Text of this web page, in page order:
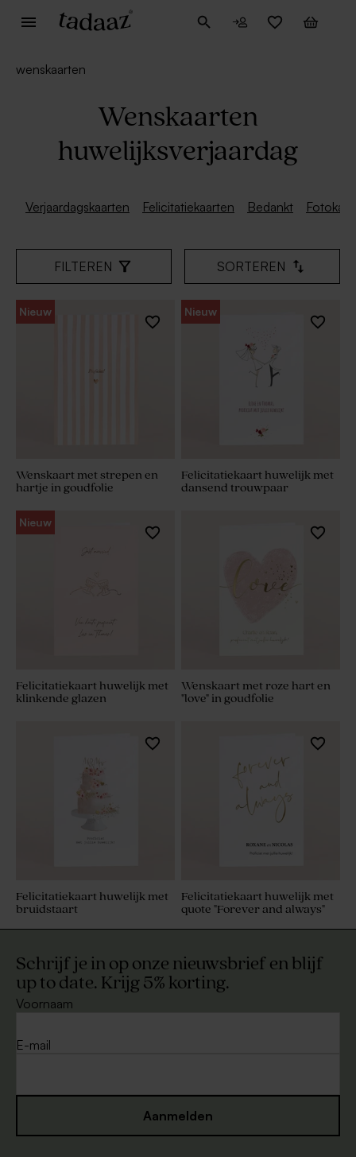
wenskaarten
Wenskaarten
huwelijksverjaardag
Verjaardagskaarten Felicitatiekaarten Bedankt
FILTEREN SORTEREN
Nieuw
Wenskaart met strepen en
hartje in goudfolie
Nieuw
Felicitatiekaart huwelijk met
dansend trouwpaar
Nieuw
Felicitatiekaart huwelijk met
klinkende glazen
Wenskaart met roze hart en
"love" in goudfolie
Felicitatiekaart huwelijk met
bruidstaart
Felicitatiekaart huwelijk met
quote "Forever and always"
Schrijf je in op onze nieuwsbrief en blijf
up to date. Krijg 5% korting.
Voornaam
E-mail
Aanmelden